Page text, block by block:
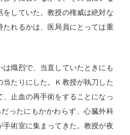
をしていた。教授の権威は絶対な
たれるかは、医局員にとっては重
熾烈で、当直していたときにも
当たりにした。Ｋ教授が執刀した
、止血の再手術をすることになっ
ったにもかかわらず、心臓外科
手術室に集まってきた。教授が夜